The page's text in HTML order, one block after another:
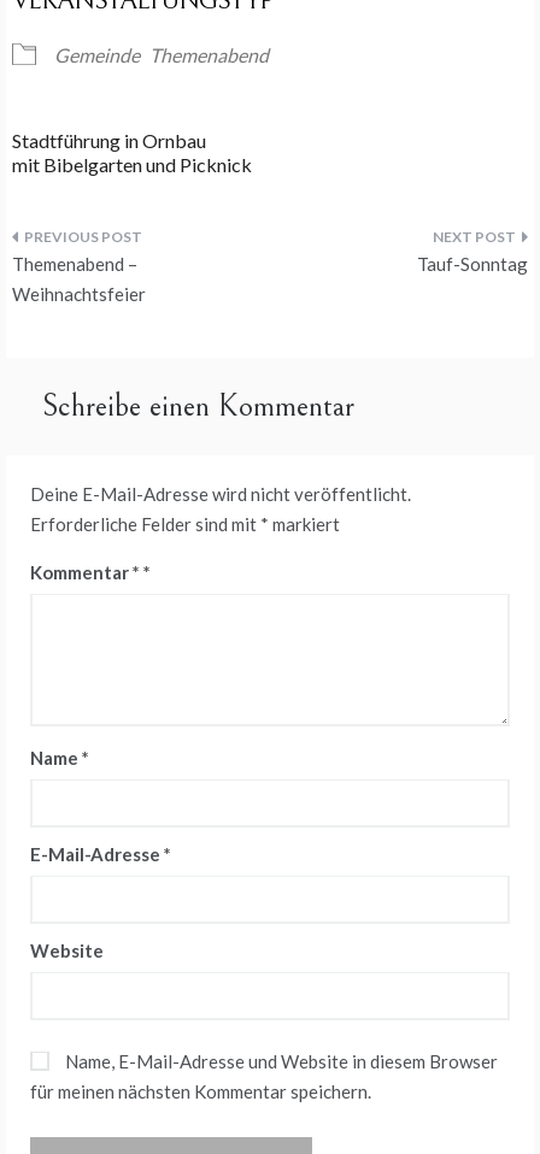
Gemeinde Themenabend
Stadtführung in Ornbau
mit Bibelgarten und Picknick
Beitragsnavigation
Themenabend –
Weihnachtsfeier
Tauf-Sonntag
Schreibe einen Kommentar
Deine E-Mail-Adresse wird nicht veröffentlicht.
Erforderliche Felder sind mit * markiert
Kommentar*
Name *
E-Mail-Adresse *
Website
Name, E-Mail-Adresse und Website in diesem Browser
für meinen nächsten Kommentar speichern.